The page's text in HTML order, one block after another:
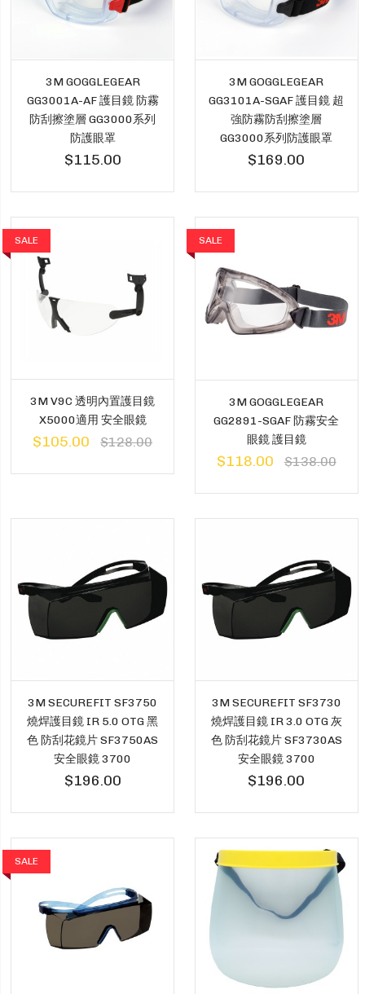
3M GOGGLEGEAR
GG3001A-AF 護目鏡 防霧
防刮擦塗層 GG3000系列
防護眼罩
$115.00
3M GOGGLEGEAR
GG3101A-SGAF 護目鏡 超
強防霧防刮擦塗層
GG3000系列防護眼罩
$169.00
SALE
3M V9C 透明內置護目鏡
X5000適用 安全眼鏡
$105.00 $128.00
SALE
3M GOGGLEGEAR
GG2891-SGAF 防霧安全
眼鏡 護目鏡
$118.00 $138.00
3M SECUREFIT SF3750
燒焊護目鏡 IR 5.0 OTG 黑
色 防刮花鏡片 SF3750AS
安全眼鏡 3700
$196.00
3M SECUREFIT SF3730
燒焊護目鏡 IR 3.0 OTG 灰
色 防刮花鏡片 SF3730AS
安全眼鏡 3700
$196.00
SALE